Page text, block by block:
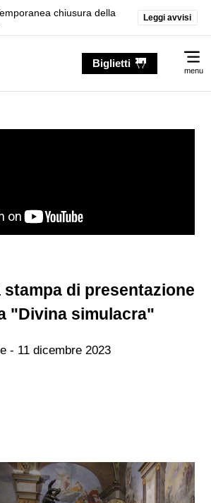
chiusura della
Leggi avvisi
Biglietti
menu
stampa di presentazione
"Divina simulacra"
- 11 dicembre 2023